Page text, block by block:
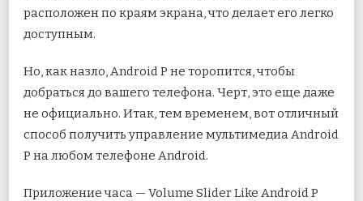
расположен по краям экрана, что делает его легко
доступным.
Но, как назло, Android P не торопится, чтобы
добраться до вашего телефона. Черт, это еще даже
не официально. Итак, тем временем, вот отличный
способ получить управление мультимедиа Android
P на любом телефоне Android.
Приложение часа — Volume Slider Like Android P